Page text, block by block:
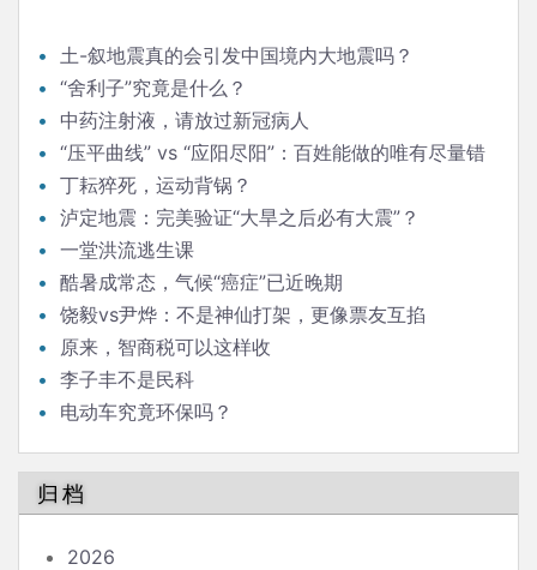
土-叙地震真的会引发中国境内大地震吗？
“舍利子”究竟是什么？
中药注射液，请放过新冠病人
“压平曲线” vs “应阳尽阳”：百姓能做的唯有尽量错
峰感染
丁耘猝死，运动背锅？
泸定地震：完美验证“大旱之后必有大震”？
一堂洪流逃生课
酷暑成常态，气候“癌症”已近晚期
饶毅vs尹烨：不是神仙打架，更像票友互掐
原来，智商税可以这样收
李子丰不是民科
电动车究竟环保吗？
归档
2026